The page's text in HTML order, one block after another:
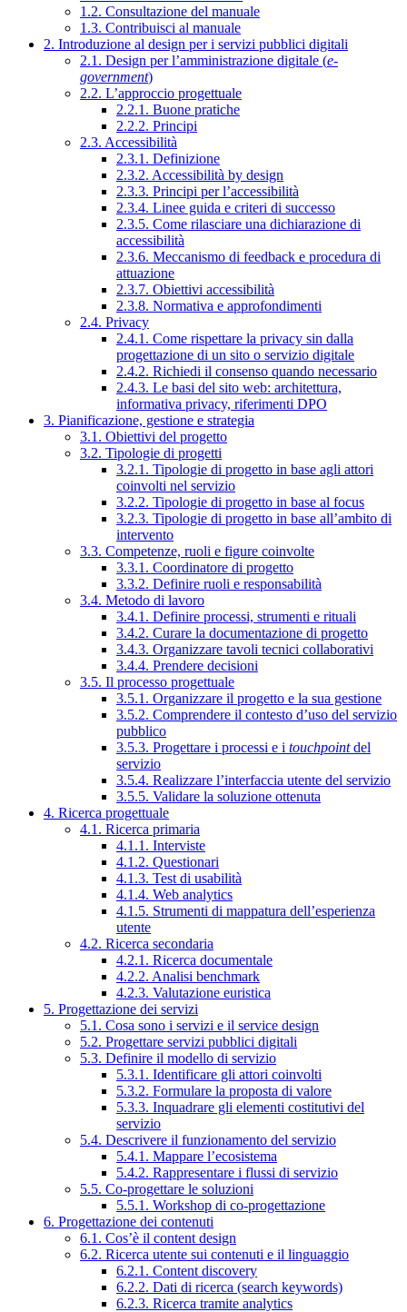
1.2. Consultazione del manuale
1.3. Contribuisci al manuale
2. Introduzione al design per i servizi pubblici digitali
2.1. Design per l’amministrazione digitale (e-
government)
2.2. L’approccio progettuale
2.2.1. Buone pratiche
2.2.2. Principi
2.3. Accessibilità
2.3.1. Definizione
2.3.2. Accessibilità by design
2.3.3. Principi per l’accessibilità
2.3.4. Linee guida e criteri di successo
2.3.5. Come rilasciare una dichiarazione di
accessibilità
2.3.6. Meccanismo di feedback e procedura di
attuazione
2.3.7. Obiettivi accessibilità
2.3.8. Normativa e approfondimenti
2.4. Privacy
2.4.1. Come rispettare la privacy sin dalla
progettazione di un sito o servizio digitale
2.4.2. Richiedi il consenso quando necessario
2.4.3. Le basi del sito web: architettura,
informativa privacy, riferimenti DPO
3. Pianificazione, gestione e strategia
3.1. Obiettivi del progetto
3.2. Tipologie di progetti
3.2.1. Tipologie di progetto in base agli attori
coinvolti nel servizio
3.2.2. Tipologie di progetto in base al focus
3.2.3. Tipologie di progetto in base all’ambito di
intervento
3.3. Competenze, ruoli e figure coinvolte
3.3.1. Coordinatore di progetto
3.3.2. Definire ruoli e responsabilità
3.4. Metodo di lavoro
3.4.1. Definire processi, strumenti e rituali
3.4.2. Curare la documentazione di progetto
3.4.3. Organizzare tavoli tecnici collaborativi
3.4.4. Prendere decisioni
3.5. Il processo progettuale
3.5.1. Organizzare il progetto e la sua gestione
3.5.2. Comprendere il contesto d’uso del servizio
pubblico
3.5.3. Progettare i processi e i touchpointdel
servizio
3.5.4. Realizzare l’interfaccia utente del servizio
3.5.5. Validare la soluzione ottenuta
4. Ricerca progettuale
4.1. Ricerca primaria
4.1.1. Interviste
4.1.2. Questionari
4.1.3. Test di usabilità
4.1.4. Web analytics
4.1.5. Strumenti di mappatura dell’esperienza
utente
4.2. Ricerca secondaria
4.2.1. Ricerca documentale
4.2.2. Analisi benchmark
4.2.3. Valutazione euristica
5. Progettazione dei servizi
5.1. Cosa sono i servizi e il service design
5.2. Progettare servizi pubblici digitali
5.3. Definire il modello di servizio
5.3.1. Identificare gli attori coinvolti
5.3.2. Formulare la proposta di valore
5.3.3. Inquadrare gli elementi costitutivi del
servizio
5.4. Descrivere il funzionamento del servizio
5.4.1. Mappare l’ecosistema
5.4.2. Rappresentare i flussi di servizio
5.5. Co-progettare le soluzioni
5.5.1. Workshop di co-progettazione
6. Progettazione dei contenuti
6.1. Cos’è il content design
6.2. Ricerca utente sui contenuti e il linguaggio
6.2.1. Content discovery
6.2.2. Dati di ricerca (search keywords)
6.2.3. Ricerca tramite analytics